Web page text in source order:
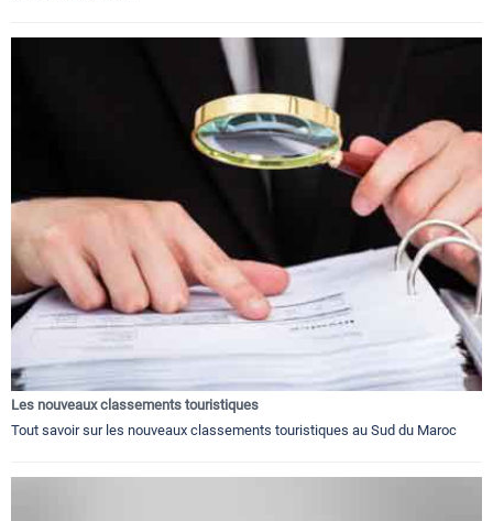
Les nouveaux classements touristiques
Tout savoir sur les nouveaux classements touristiques au Sud du Maroc